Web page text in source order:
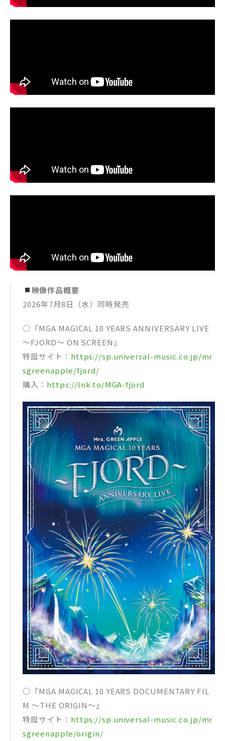
映像作品概要
2026年7月8日（水）同時発売
○『MGA MAGICAL 10 YEARS ANNIVERSARY LIVE
～FJORD～ ON SCREEN』
特設サイト： https://sp.universal-music.co.jp/mr
sgreenapple/fjord/
購入： https://lnk.to/MGA-fjord
○『MGA MAGICAL 10 YEARS DOCUMENTARY FIL
M ～THE ORIGIN～』
特設サイト： https://sp.universal-music.co.jp/mr
sgreenapple/origin/